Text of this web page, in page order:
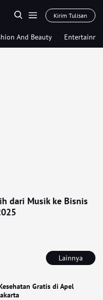
Kirim Tulisan
And Beauty
Lainnya
Gratis di Apel
dari Musik ke Bisnis